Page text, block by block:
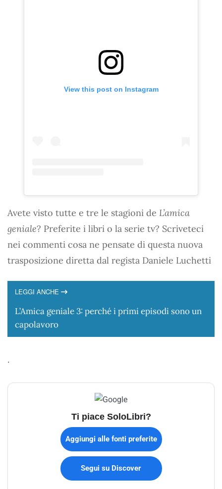
View this post on Instagram
Avete visto tutte e tre le stagioni de L’amica
geniale? Preferite i libri o la serie tv? Scriveteci
nei commenti cosa ne pensate di questa nuova
trasposizione diretta dal regista Daniele Luchetti
LEGGI ANCHE
L’Amica geniale 3: perché i primi episodi sono un
capolavoro
.
Ti piace SoloLibri?
Aggiungi alle fonti preferite
Segui su Discover